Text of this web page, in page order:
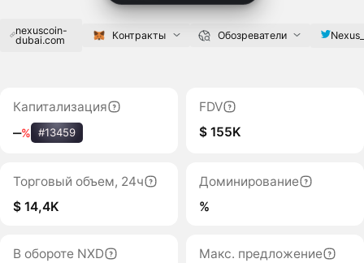
nexuscoin-
dubai.com
Контракты Обозреватели
Капитализация
‒% #13459
FDV
$ 155K
Торговый объем, 24ч
$ 14,4K
Доминирование
%
В обороте NXD
Макс. предложение